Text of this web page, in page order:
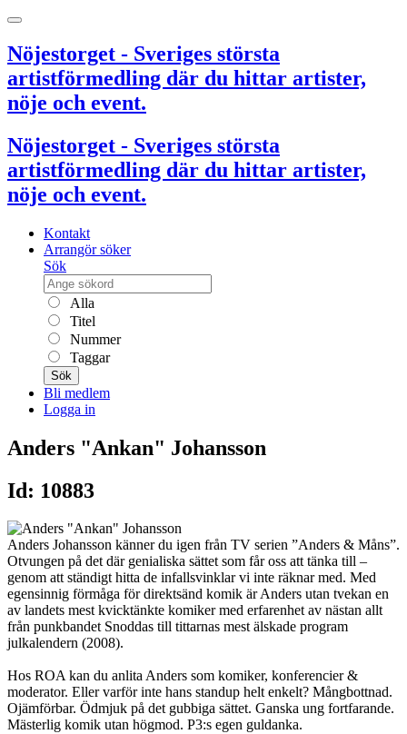
Nöjestorget - Sveriges största
artistförmedling där du hittar artister,
nöje och event.
Nöjestorget - Sveriges största
artistförmedling där du hittar artister,
nöje och event.
Kontakt
Arrangör söker
Sök
Alla
Titel
Nummer
Taggar
Sök
Bli medlem
Logga in
Anders "Ankan" Johansson
Id: 10883
Anders Johansson känner du igen från TV serien ”Anders & Måns”.
Otvungen på det där genialiska sättet som får oss att tänka till –
genom att ständigt hitta de infallsvinklar vi inte räknar med. Med
egensinnig förmåga för direktsänd komik är Anders utan tvekan en
av landets mest kvicktänkte komiker med erfarenhet av nästan allt
från punkbandet Snoddas till tittarnas mest älskade program
julkalendern (2008).
Hos ROA kan du anlita Anders som komiker, konferencier &
moderator. Eller varför inte hans standup helt enkelt? Mångbottnad.
Ojämförbar. Ödmjuk på det gubbiga sättet. Ganska ung fortfarande.
Mästerlig komik utan högmod. P3:s egen guldanka.